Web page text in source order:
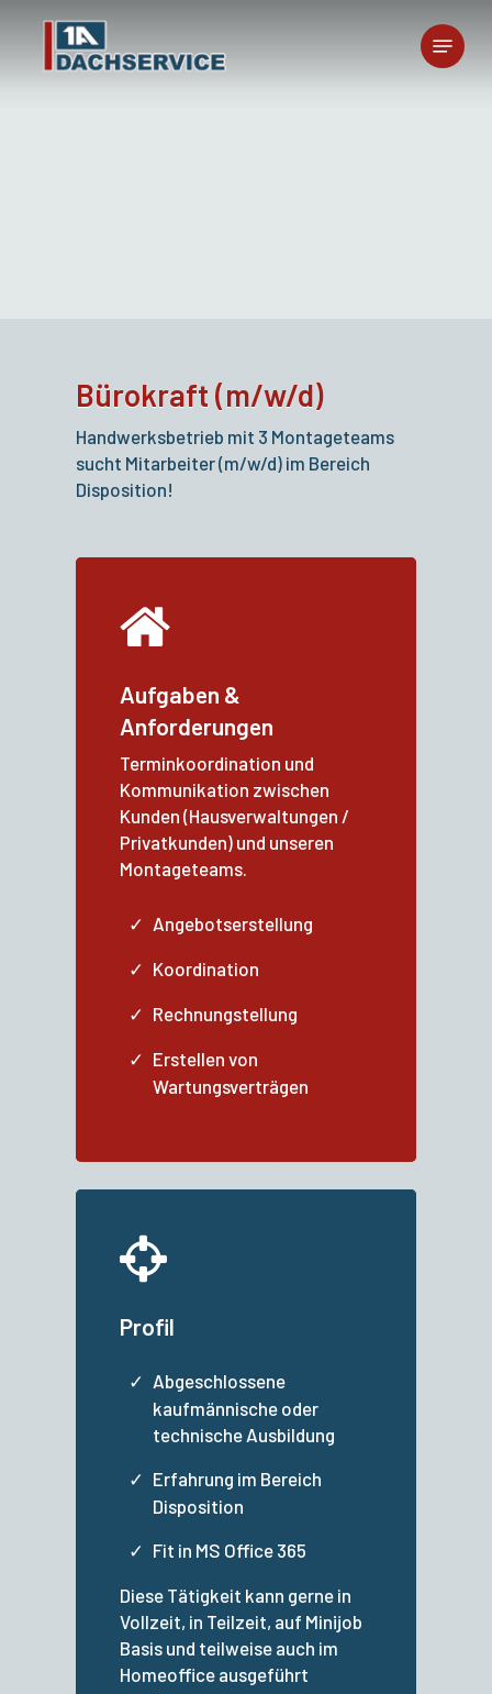
Menu
Bürokraft (m/w/d)
Handwerksbetrieb mit 3 Montageteams
sucht Mitarbeiter (m/w/d) im Bereich
Disposition!
Aufgaben &
Anforderungen
Terminkoordination und
Kommunikation zwischen
Kunden (Hausverwaltungen /
Privatkunden) und unseren
Montageteams.
Angebotserstellung
Koordination
Rechnungstellung
Erstellen von
Wartungsverträgen
Profil
Abgeschlossene
kaufmännische oder
technische Ausbildung
Erfahrung im Bereich
Disposition
Fit in MS Office 365
Diese Tätigkeit kann gerne in
Vollzeit, in Teilzeit, auf Minijob
Basis und teilweise auch im
Homeoffice ausgeführt